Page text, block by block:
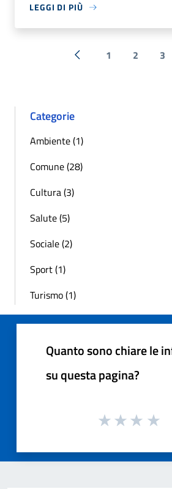
LEGGI DI PIÙ
« Precedente
1 2 3
Categorie
Ambiente (1)
Comune (28)
Cultura (3)
Salute (5)
Sociale (2)
Sport (1)
Turismo (1)
Quanto sono chiare le
su questa pagina?